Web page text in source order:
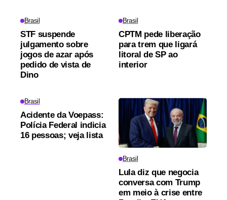
Brasil
STF suspende
julgamento sobre
jogos de azar após
pedido de vista de
Dino
Brasil
CPTM pede liberação
para trem que ligará
litoral de SP ao
interior
Brasil
Acidente da Voepass:
Polícia Federal indicia
16 pessoas; veja lista
Brasil
Lula diz que negocia
conversa com Trump
em meio à crise entre